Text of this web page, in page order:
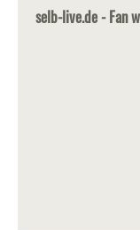
selb-live.de - Fan